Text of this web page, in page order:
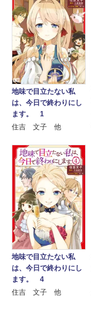
地味で目立たない私
は、今日で終わりにし
ます。 1
住吉 文子 他
地味で目立たない私
は、今日で終わりにし
ます。 4
住吉 文子 他